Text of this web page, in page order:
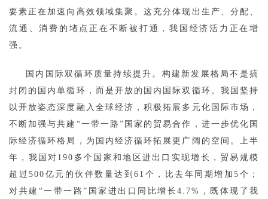
要素正在加速向高效领域集聚。这充分体现出生产、分配、
流通、消费的堵点正在不断被打通，我国经济活力正在增
强。
国内国际双循环质量持续提升。构建新发展格局不是搞
封闭的国内单循环，而是开放的国内国际双循环。我国坚持
以开放姿态深度融入全球经济，积极拓展多元化国际市场，
不断加强与共建“一带一路”国家的贸易合作，进一步优化国
际经济循环格局，为国内经济循环拓展更广阔的空间。上半
年，我国对190多个国家和地区进出口实现增长，贸易规模
超过500亿元的伙伴数量达到61个，比去年同期增加5个；
对共建“一带一路”国家进出口同比增长4.7%，既体现了我